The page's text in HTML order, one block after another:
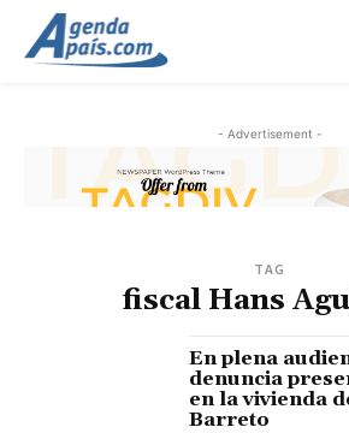
- Advertisement -
TAG
fiscal Hans
En plena
denuncia
en la vivienda
Barreto